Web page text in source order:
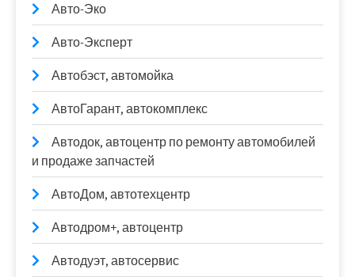
Авто-Эко
Авто-Эксперт
Автобэст, автомойка
АвтоГарант, автокомплекс
Автодок, автоцентр по ремонту автомобилей
и продаже запчастей
АвтоДом, автотехцентр
Автодром+, автоцентр
Автодуэт, автосервис